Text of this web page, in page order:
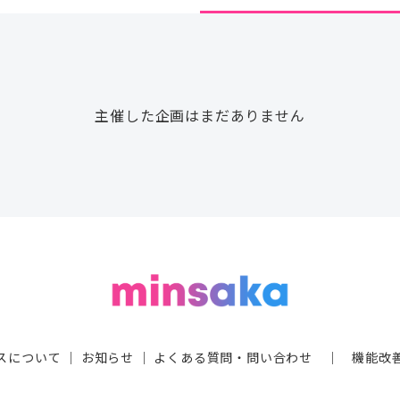
主催した企画はまだありません
について ｜ お知らせ ｜ よくある質問・問い合わせ ｜機能改